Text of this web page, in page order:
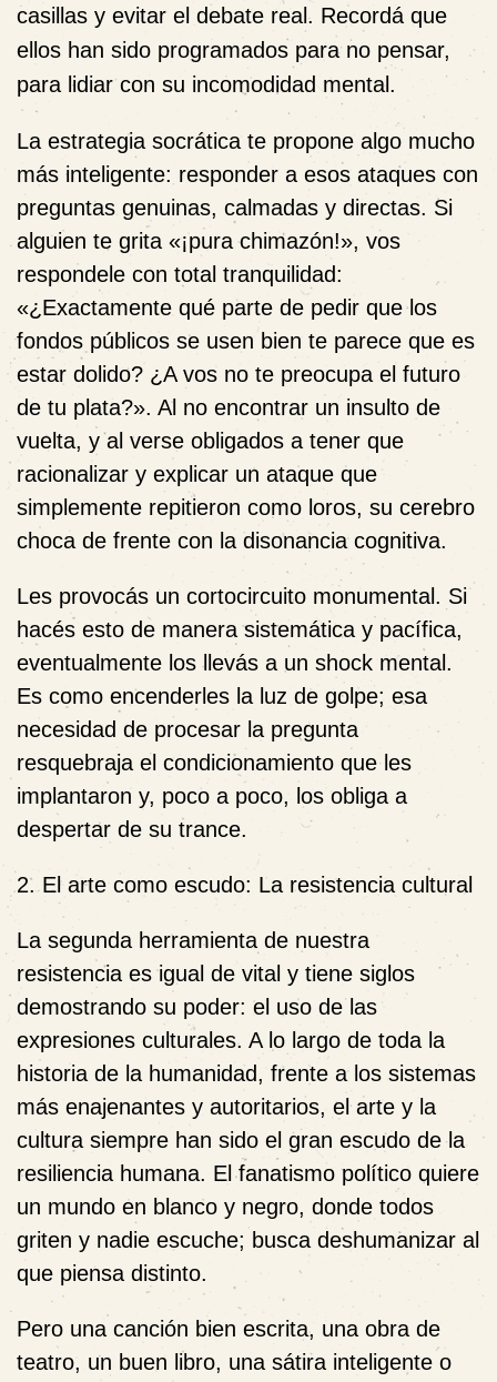
casillas y evitar el debate real. Recordá que
ellos han sido programados para no pensar,
para lidiar con su incomodidad mental.
La estrategia socrática te propone algo mucho
más inteligente: responder a esos ataques con
preguntas genuinas, calmadas y directas. Si
alguien te grita «¡pura chimazón!», vos
respondele con total tranquilidad:
«¿Exactamente qué parte de pedir que los
fondos públicos se usen bien te parece que es
estar dolido? ¿A vos no te preocupa el futuro
de tu plata?». Al no encontrar un insulto de
vuelta, y al verse obligados a tener que
racionalizar y explicar un ataque que
simplemente repitieron como loros, su cerebro
choca de frente con la disonancia cognitiva.
Les provocás un cortocircuito monumental. Si
hacés esto de manera sistemática y pacífica,
eventualmente los llevás a un shock mental.
Es como encenderles la luz de golpe; esa
necesidad de procesar la pregunta
resquebraja el condicionamiento que les
implantaron y, poco a poco, los obliga a
despertar de su trance.
2. El arte como escudo: La resistencia cultural
La segunda herramienta de nuestra
resistencia es igual de vital y tiene siglos
demostrando su poder: el uso de las
expresiones culturales. A lo largo de toda la
historia de la humanidad, frente a los sistemas
más enajenantes y autoritarios, el arte y la
cultura siempre han sido el gran escudo de la
resiliencia humana. El fanatismo político quiere
un mundo en blanco y negro, donde todos
griten y nadie escuche; busca deshumanizar al
que piensa distinto.
Pero una canción bien escrita, una obra de
teatro, un buen libro, una sátira inteligente o